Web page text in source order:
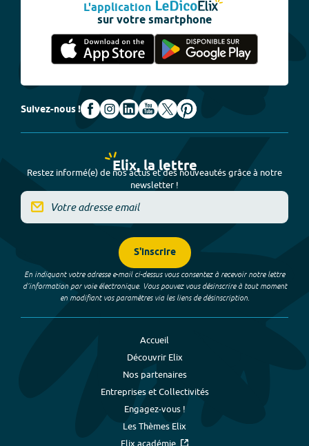
L'application
sur votre smartphone
Suivez-nous !
Elix, la lettre
Restez informé(e) de nos actus et des nouveautés grâce à notre
newsletter !
S'inscrire
En indiquant votre adresse e-mail ci-dessus vous consentez à recevoir notre lettre
d’information par voie électronique. Vous pouvez vous désinscrire à tout moment
en modifiant vos paramètres via les liens de désinscription.
Accueil
Découvrir Elix
Nos partenaires
Entreprises et Collectivités
Engagez-vous !
Les Thèmes Elix
Elix académie